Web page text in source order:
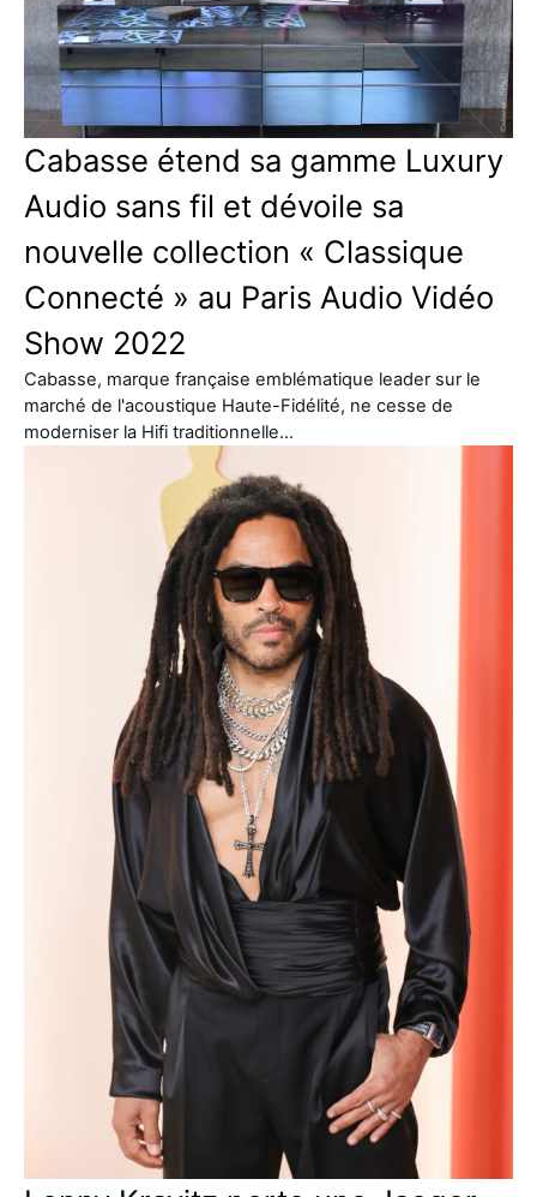
Cabasse étend sa gamme Luxury
Audio sans fil et dévoile sa
nouvelle collection « Classique
Connecté » au Paris Audio Vidéo
Show 2022
Cabasse, marque française emblématique leader sur le
marché de l'acoustique Haute-Fidélité, ne cesse de
moderniser la Hifi traditionnelle…